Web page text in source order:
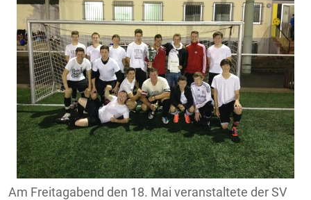
Am Freitagabend den 18. Mai veranstaltete der SV